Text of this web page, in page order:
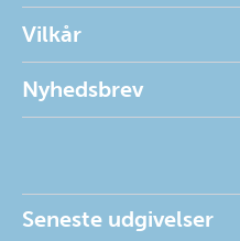
Vilkår
Nyhedsbrev
Seneste udgivelser